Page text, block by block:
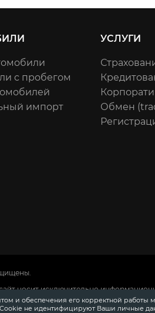
с пробегом
импорт
УСЛУГИ
Обмен
носит исключительно
Российской Федерации.Для
информации о
и обеспечения его корректной
не идентифицируют Ваши личные